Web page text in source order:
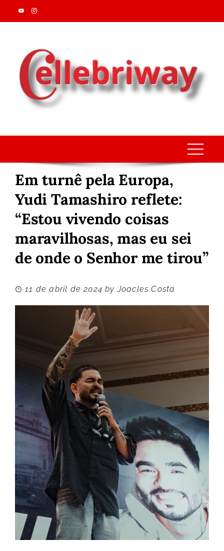
Skip
to
Em turnê pela Europa,
Yudi Tamashiro reflete:
“Estou vivendo coisas
maravilhosas, mas eu sei
de onde o Senhor me tirou”
11 de abril de 2024 byJoacles Costa